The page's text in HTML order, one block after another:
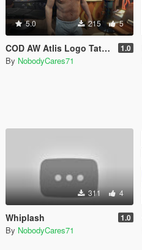
5.0 215 5
COD AW Atlis Logo Tattoo 1.0
By NobodyCares71
311 4
Whiplash 1.0
By NobodyCares71